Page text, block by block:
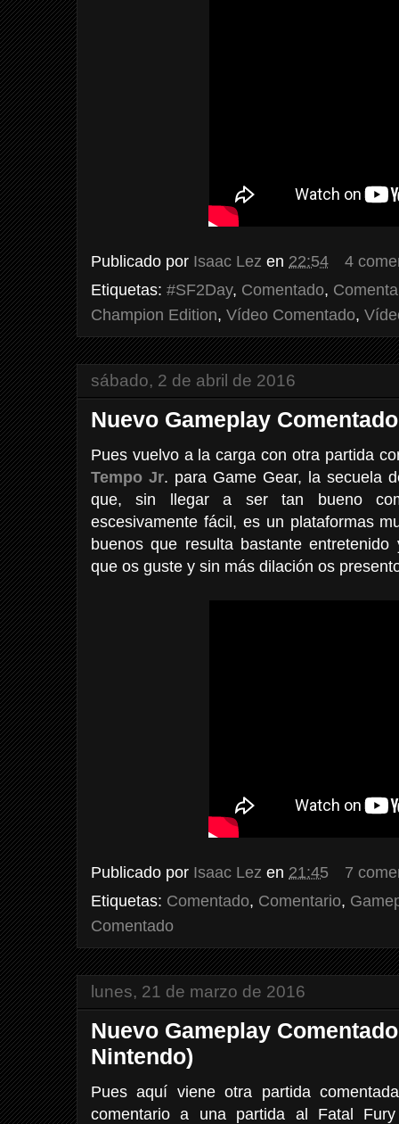
Publicado por Isaac Lez en 22:54
4
Etiquetas: #SF2Day, Comentado,
Champion Edition, Vídeo Comentado,
sábado, 2 de abril de 2016
Nuevo Gameplay
Pues vuelvo a la carga con otra partida
Tempo Jr. para Game Gear, la secuela
que, sin llegar a ser tan bueno
escesivamente fácil, es un plataformas
buenos que resulta bastante
que os guste y sin más dilación os
Publicado por Isaac Lez en 21:45
7
Etiquetas: Comentado, Comentario,
Comentado
lunes, 21 de marzo de 2016
Nuevo Gameplay
Nintendo)
Pues aquí viene otra partida
comentario a una partida al Fatal